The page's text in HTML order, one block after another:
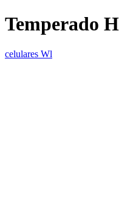
Temperado
celulares Wl